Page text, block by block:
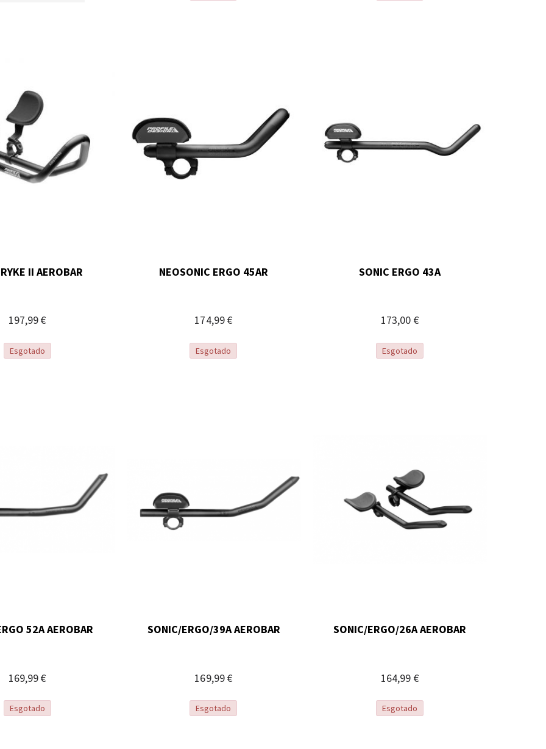
II AEROBAR
197,99 €
Esgotado
NEOSONIC ERGO 45AR
174,99 €
Esgotado
SONIC ERGO 43A
173,00 €
Esgotado
52A AEROBAR
169,99 €
Esgotado
SONIC/ERGO/39A AEROBAR
169,99 €
Esgotado
SONIC/ERGO/26A AEROBAR
164,99 €
Esgotado